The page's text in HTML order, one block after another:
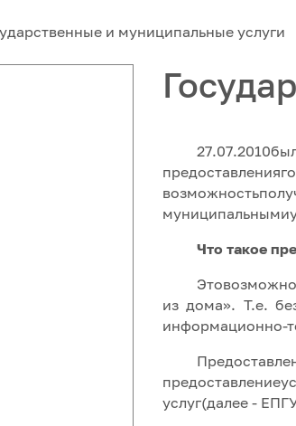
и муниципальные услуги
Что такое
из дома». Т.е.
информационно-
услуг(далее -